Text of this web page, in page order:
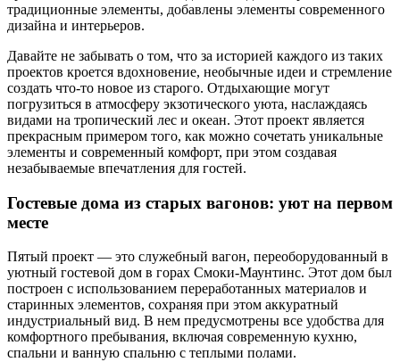
традиционные элементы, добавлены элементы современного
дизайна и интерьеров.
Давайте не забывать о том, что за историей каждого из таких
проектов кроется вдохновение, необычные идеи и стремление
создать что-то новое из старого. Отдыхающие могут
погрузиться в атмосферу экзотического уюта, наслаждаясь
видами на тропический лес и океан. Этот проект является
прекрасным примером того, как можно сочетать уникальные
элементы и современный комфорт, при этом создавая
незабываемые впечатления для гостей.
Гостевые дома из старых вагонов: уют на первом
месте
Пятый проект — это служебный вагон, переоборудованный в
уютный гостевой дом в горах Смоки-Маунтинс. Этот дом был
построен с использованием переработанных материалов и
старинных элементов, сохраняя при этом аккуратный
индустриальный вид. В нем предусмотрены все удобства для
комфортного пребывания, включая современную кухню,
спальни и ванную спальню с теплыми полами.